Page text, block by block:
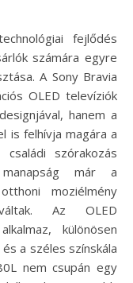
számára egyre
A Sony Bravia
OLED televíziók
hanem a
is felhívja magára a
szórakozás
manapság már a
moziélmény
Az OLED
különösen
a széles színskála
nem csupán egy